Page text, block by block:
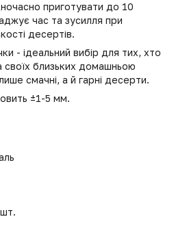
приготувати до 10
час та зусилля при
десертів.
- ідеальний вибір для тих, хто
близьких домашньою
смачні, а й гарні десерти.
±1-5 мм.